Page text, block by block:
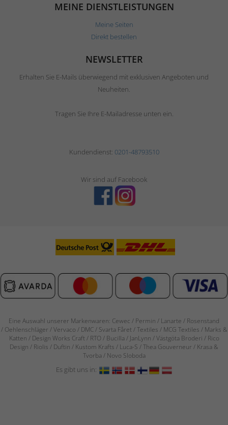
MEINE DIENSTLEISTUNGEN
Meine Seiten
Direkt bestellen
NEWSLETTER
Erhalten Sie E-Mails überwiegend mit exklusiven Angeboten und
Neuheiten.
Tragen Sie Ihre E-Mailadresse unten ein.
Kundendienst: 0201-48793510
Wir sind auf Facebook
Eine Auswahl unserer Markenwaren: Cewec / Permin / Lanarte / Rosenstand
/ Oehlenschläger / Vervaco / DMC / Svarta Fåret / Textiles / MCG Textiles / Marks &
Katten / Design Works Craft / RTO / Bucilla / JanLynn / Västgöta Broderi / Rico
Design / Riolis / Duftin / Kustom Krafts / Luca-S / Thea Gouverneur / Krasa &
Tvorba / Novo Sloboda
Es gibt uns in: